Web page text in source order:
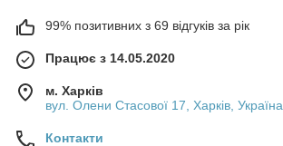
99% позитивних з 69 відгуків за рік
Працює з 14.05.2020
м. Харків
вул. Олени Стасової 17, Харків, Україна
Контакти